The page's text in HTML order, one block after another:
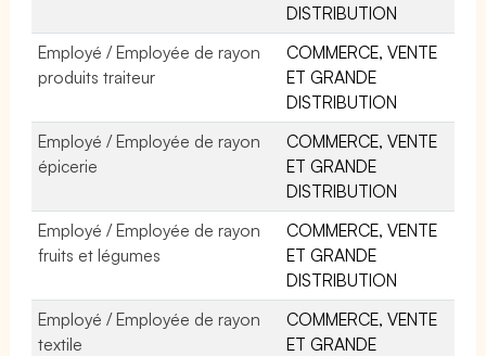
DISTRIBUTION
Employé / Employée de rayon
produits traiteur
COMMERCE, VENTE
ET GRANDE
DISTRIBUTION
Employé / Employée de rayon
épicerie
COMMERCE, VENTE
ET GRANDE
DISTRIBUTION
Employé / Employée de rayon
fruits et légumes
COMMERCE, VENTE
ET GRANDE
DISTRIBUTION
Employé / Employée de rayon
textile
COMMERCE, VENTE
ET GRANDE